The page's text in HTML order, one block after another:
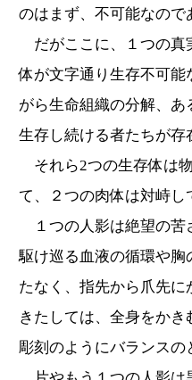
のはまず、不可能なので
だがここに、１つの真
体が文字通り生存不可能
がら生命組織の分解、あ
生存し続ける者たちが存
それら2つの生存体は
て、２つの肉体は対峙し
１つの人影は絶望の苦
駆け巡る血液の循環や
たなく、指先から爪先
きたしては、全身をか
彫刻のようにバランスの